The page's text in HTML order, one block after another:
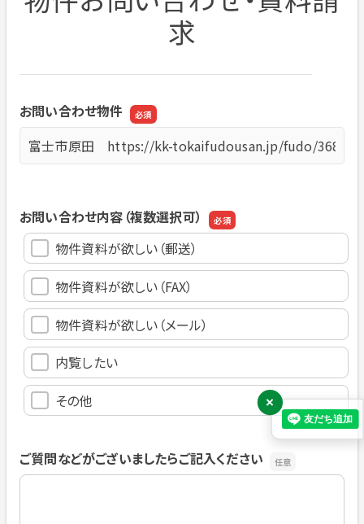
求
お問い合わせ物件
お問い合わせ物件
お問い合わせ内容（複数選択可）
物件資料が欲しい（郵送）
物件資料が欲しい（FAX）
物件資料が欲しい（メール）
内覧したい
その他
ご質問などがございましたらご記入ください
ご質問などがございましたらご記入ください
×